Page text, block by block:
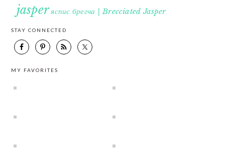
jasperяспис брегча | Brecciated Jasper
STAY CONNECTED
MY FAVORITES